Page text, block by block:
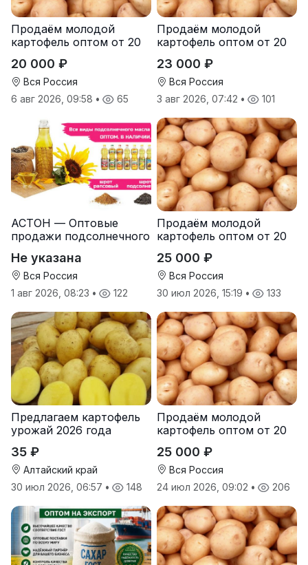
Продаём молодой
картофель оптом от 20
20 000 ₽
Вся Россия
6 авг 2026, 09:58 • 65
Продаём молодой
картофель оптом от 20
23 000 ₽
Вся Россия
3 авг 2026, 07:42 • 101
АСТОН — Оптовые
продажи подсолнечного
Экспорт
Не указана
Вся Россия
1 авг 2026, 08:23 • 122
Продаём молодой
картофель оптом от 20
25 000 ₽
Вся Россия
30 июл 2026, 15:19 • 133
Предлагаем картофель
урожай 2026 года
35 ₽
Алтайский край
30 июл 2026, 06:57 • 148
Продаём молодой
картофель оптом от 20
25 000 ₽
Вся Россия
24 июл 2026, 09:02 • 206